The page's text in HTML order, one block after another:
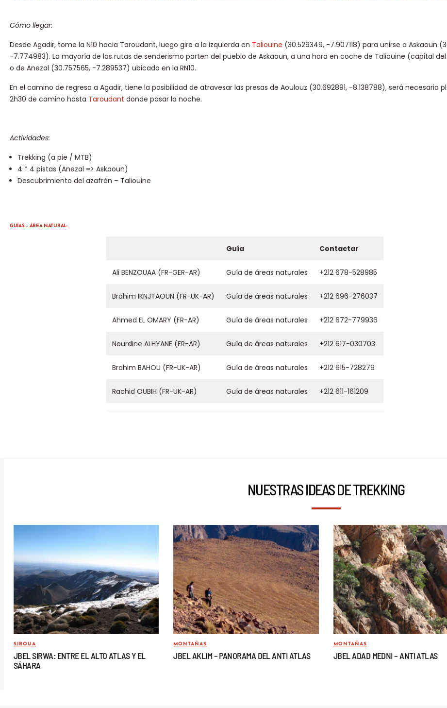
Cómo llegar:
Desde Agadir, tome la N10 hacia Taroudant, luego gire a la izquierda en Taliouine (30.529349, -7.907118) para unirse a Askaoun
-7.774983). La mayoría de las rutas de senderismo parten del pueblo de Askaoun, a una hora en coche de Taliouine (capital
o de Anezal (30.757565, -7.289537) ubicado en la RN10.
En el camino de regreso a Agadir, tiene la posibilidad de atravesar las presas de Aoulouz (30.692891, -8.138788), será necesario
2h30 de camino hasta Taroudant donde pasar la noche.
Actividades:
Trekking (a pie / MTB)
4 * 4 pistas (Anezal => Askaoun)
Descubrimiento del azafrán – Taliouine
GUÍAS – ÁREA NATURAL:
Guía Contactar
Ali BENZOUAA (FR-GER-AR) Guía de áreas naturales +212 678-528985
Brahim IKNJTAOUN (FR-UK-AR) Guía de áreas naturales +212 696-276037
Ahmed EL OMARY (FR-AR) Guía de áreas naturales +212 672-779936
Nourdine ALHYANE (FR-AR) Guía de áreas naturales +212 617-030703
Brahim BAHOU (FR-UK-AR) Guía de áreas naturales +212 615-728279
Rachid OUBIH (FR-UK-AR) Guía de áreas naturales +212 611-161209
NUESTRAS IDEAS DE TREKKING
SIROUA
JBEL SIRWA: ENTRE EL ALTO ATLAS Y EL
SÁHARA
MONTAÑAS
JBEL AKLIM – PANORAMA DEL ANTI ATLAS
MONTAÑAS
JBEL ADAD MEDNI – ANTI ATLAS